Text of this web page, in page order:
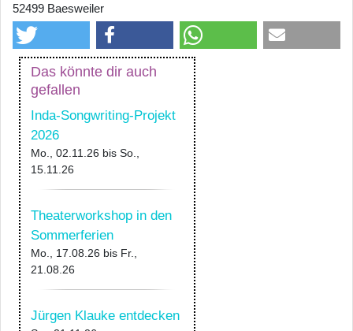
52499 Baesweiler
Das könnte dir auch
gefallen
Inda-Songwriting-Projekt
2026
Mo., 02.11.26 bis So.,
15.11.26
Theaterworkshop in den
Sommerferien
Mo., 17.08.26 bis Fr.,
21.08.26
Jürgen Klauke entdecken